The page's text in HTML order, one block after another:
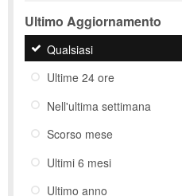
Ultimo Aggiornamento
Qualsiasi
Ultime 24 ore
Nell'ultima settimana
Scorso mese
Ultimi 6 mesi
Ultimo anno